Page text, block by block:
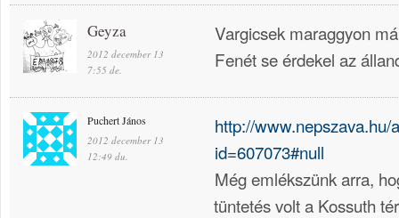
Geyza
2012 december 13
7:55 de.
Vargicsek maraggyon
Fenét se érdekel az
Puchert János
2012 december 13
12:49 du.
http://www.nepszava.hu/
id=607073#null
Még emlékszünk arra,
tüntetés volt a Kossuth